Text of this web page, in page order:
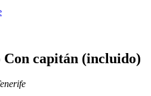
Con capitán (incluido)